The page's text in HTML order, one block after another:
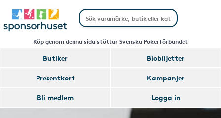
Köp genom denna sida stöttar Svenska Pokerförbundet
Butiker
Biobiljetter
Presentkort
Kampanjer
Bli medlem
Logga in